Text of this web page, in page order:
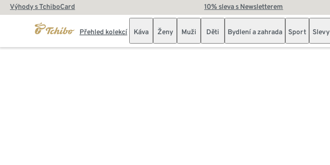
Výhody s TchiboCard 10% sleva s Newsletterem
Přehled kolekcí Káva Ženy Muži Děti Bydlení a zahrada Sport Slevy